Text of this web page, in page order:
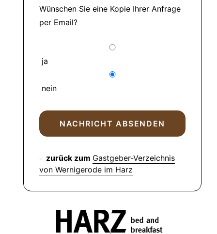
Wünschen Sie eine Kopie Ihrer Anfrage
per Email?
ja
nein
zurück zum Gastgeber-Verzeichnis
von Wernigerode im Harz